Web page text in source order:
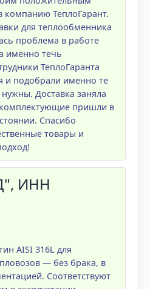
ТеплоГарант.
для теплообменника
проблема в работе
именно течь
ТеплоГаранта
и подобрали именно те
Доставка заняла
комплектующие пришли в
Спасибо
товары и
ИНН
AISI 316L для
— без брака, в
Соответствуют